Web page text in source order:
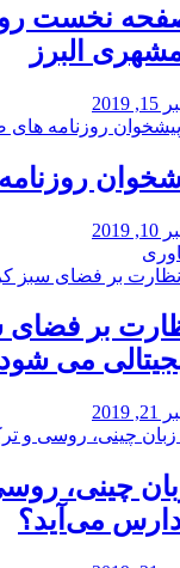
نخست
البرز
بر فضای
می شود
چینی،
می‌آید؟